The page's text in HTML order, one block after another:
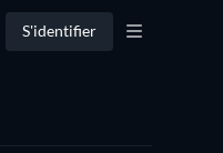
S'identifier